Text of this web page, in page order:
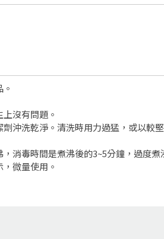
沒有問題。
沖洗乾淨。清洗時用力過猛，或以較
消毒時間是煮沸後的3~5分鐘，過度
微量使用。